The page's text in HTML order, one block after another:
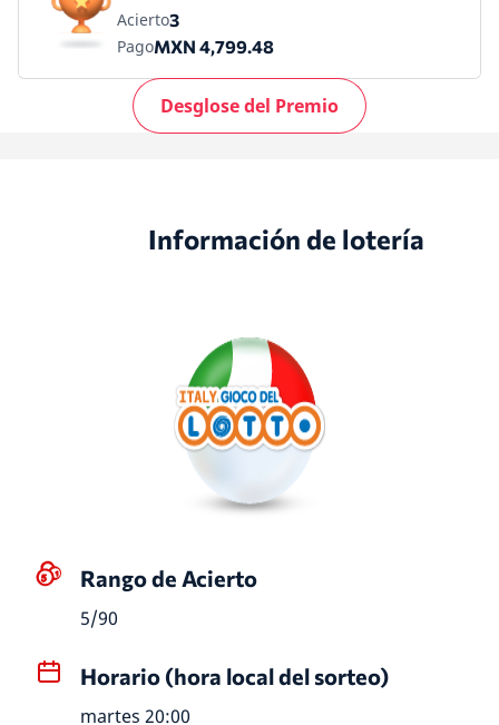
Acierto3
PagoMXN 4,799.48
Desglose del Premio
Información de lotería
Rango de Acierto
5/90
Horario (hora local del sorteo)
martes 20:00